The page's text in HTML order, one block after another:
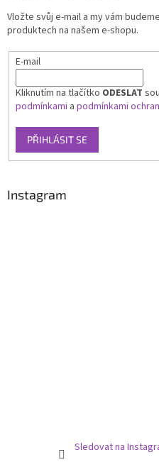
Vložte svůj e-mail a my vám
produktech na našem e-shopu.
E-mail
Kliknutím na tlačítko ODESLAT
podmínkami a podmínkami
PŘIHLÁSIT SE
Instagram
Sledovat na